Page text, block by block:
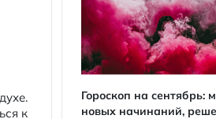
к
Гороскоп на сентябрь:
новых начинаний,